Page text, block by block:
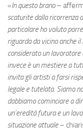
«In questo brano–
scaturite dalla ricorrenza
particolare ho voluto
riguarda da vicino anche il
considerato un
invece è un mestiere a
invita gli artisti a farsi
legale e tutelata. Siamo
dobbiamo cominciare a
un’eredità futura e un
situazione attuale–